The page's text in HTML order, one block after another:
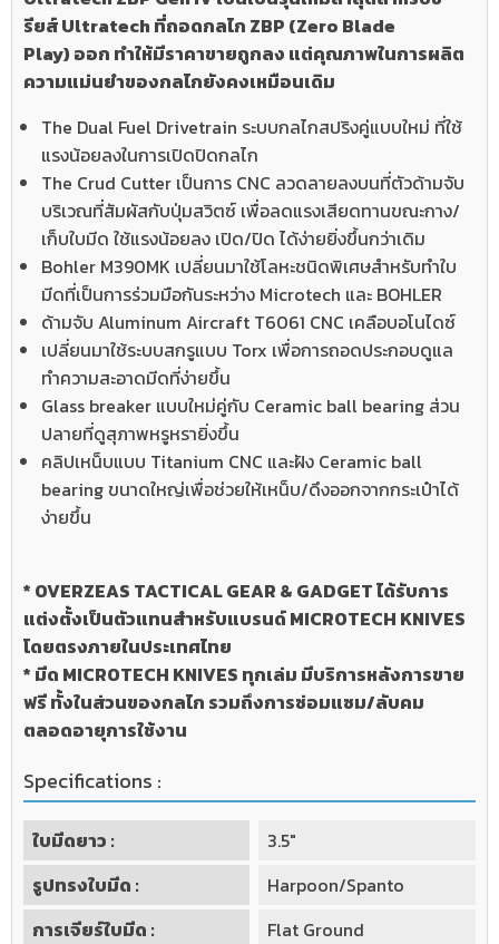
รียส์ Ultratech ที่ถอดกลไก ZBP (Zero Blade
Play) ออก ทำให้มีราคาขายถูกลง แต่คุณภาพในการผลิต
ความแม่นยำของกลไกยังคงเหมือนเดิม
The Dual Fuel Drivetrain ระบบกลไกสปริงคู่แบบใหม่ ที่ใช้
แรงน้อยลงในการเปิดปิดกลไก
The Crud Cutter เป็นการ CNC ลวดลายลงบนที่ตัวด้ามจับ
บริเวณที่สัมผัสกับปุ่มสวิตซ์ เพื่อลดแรงเสียดทานขณะกาง/
เก็บใบมีด ใช้แรงน้อยลง เปิด/ปิด ได้ง่ายยิ่งขึ้นกว่าเดิม
Bohler M390MK เปลี่ยนมาใช้โลหะชนิดพิเศษสำหรับทำใบ
มีดที่เป็นการร่วมมือกันระหว่าง Microtech และ BOHLER
ด้ามจับ Aluminum Aircraft T6061 CNC เคลือบอโนไดซ์
เปลี่ยนมาใช้ระบบสกรูแบบ Torx เพื่อการถอดประกอบดูแล
ทำความสะอาดมีดที่ง่ายขึ้น
Glass breaker แบบใหม่คู่กับ Ceramic ball bearing ส่วน
ปลายที่ดูสุภาพหรูหรายิ่งขึ้น
คลิปเหน็บแบบ Titanium CNC และฝัง Ceramic ball
bearing ขนาดใหญ่เพื่อช่วยให้เหน็บ/ดึงออกจากกระเป๋าได้
ง่ายขึ้น
* OVERZEAS TACTICAL GEAR & GADGET ได้รับการ
แต่งตั้งเป็นตัวแทนสำหรับแบรนด์ MICROTECH KNIVES
โดยตรงภายในประเทศไทย
* มีด MICROTECH KNIVES ทุกเล่ม มีบริการหลังการขาย
ฟรี ทั้งในส่วนของกลไก รวมถึงการซ่อมแซม/ลับคม
ตลอดอายุการใช้งาน
Specifications :
ใบมีดยาว :
3.5"
รูปทรงใบมีด :
Harpoon/Spanto
การเจียร์ใบมีด :
Flat Ground